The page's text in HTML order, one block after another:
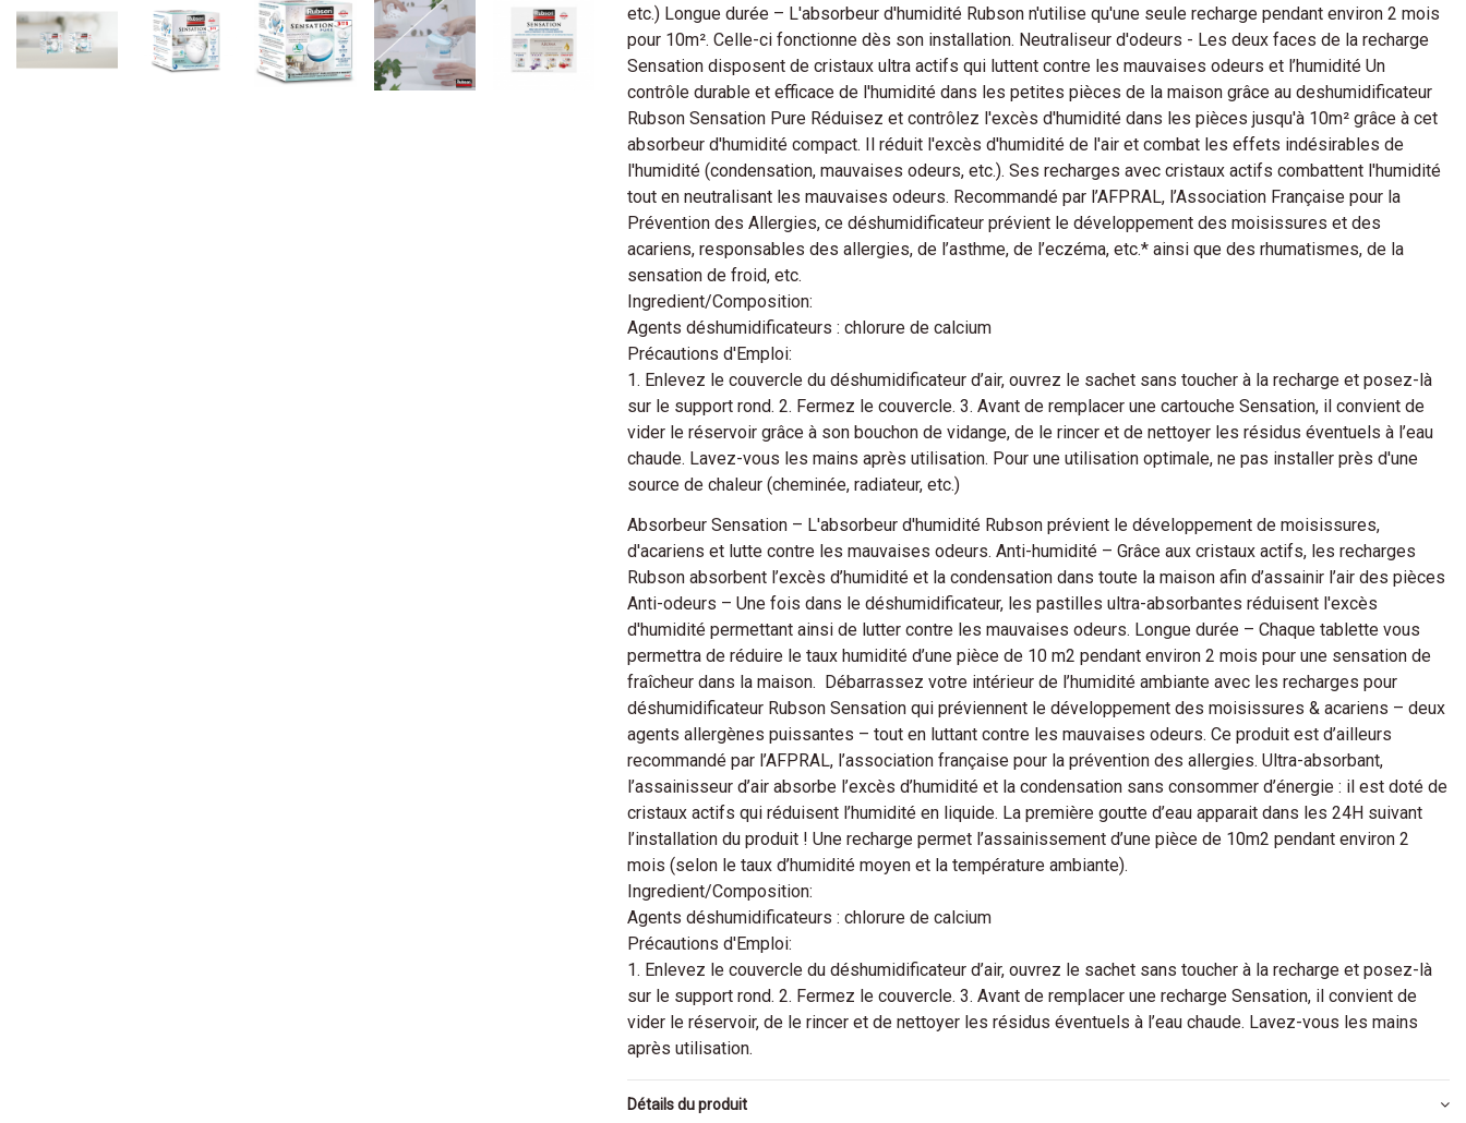
etc.) Longue durée – L'absorbeur d'humidité Rubson n'utilise qu'une seule recharge pendant environ 2 mois
pour 10m². Celle-ci fonctionne dès son installation. Neutraliseur d'odeurs - Les deux faces de la recharge
Sensation disposent de cristaux ultra actifs qui luttent contre les mauvaises odeurs et l’humidité Un
contrôle durable et efficace de l'humidité dans les petites pièces de la maison grâce au deshumidificateur
Rubson Sensation Pure Réduisez et contrôlez l'excès d'humidité dans les pièces jusqu'à 10m² grâce à cet
absorbeur d'humidité compact. Il réduit l'excès d'humidité de l'air et combat les effets indésirables de
l'humidité (condensation, mauvaises odeurs, etc.). Ses recharges avec cristaux actifs combattent l'humidité
tout en neutralisant les mauvaises odeurs. Recommandé par l’AFPRAL, l’Association Française pour la
Prévention des Allergies, ce déshumidificateur prévient le développement des moisissures et des
acariens, responsables des allergies, de l’asthme, de l’eczéma, etc.* ainsi que des rhumatismes, de la
sensation de froid, etc.
Ingredient/Composition:
Agents déshumidificateurs : chlorure de calcium
Précautions d'Emploi:
1. Enlevez le couvercle du déshumidificateur d’air, ouvrez le sachet sans toucher à la recharge et posez-là
sur le support rond. 2. Fermez le couvercle. 3. Avant de remplacer une cartouche Sensation, il convient de
vider le réservoir grâce à son bouchon de vidange, de le rincer et de nettoyer les résidus éventuels à l’eau
chaude. Lavez-vous les mains après utilisation. Pour une utilisation optimale, ne pas installer près d'une
source de chaleur (cheminée, radiateur, etc.)
Absorbeur Sensation – L'absorbeur d'humidité Rubson prévient le développement de moisissures,
d'acariens et lutte contre les mauvaises odeurs. Anti-humidité – Grâce aux cristaux actifs, les recharges
Rubson absorbent l’excès d’humidité et la condensation dans toute la maison afin d’assainir l’air des pièces
Anti-odeurs – Une fois dans le déshumidificateur, les pastilles ultra-absorbantes réduisent l'excès
d'humidité permettant ainsi de lutter contre les mauvaises odeurs. Longue durée – Chaque tablette vous
permettra de réduire le taux humidité d’une pièce de 10 m2 pendant environ 2 mois pour une sensation de
fraîcheur dans la maison. Débarrassez votre intérieur de l’humidité ambiante avec les recharges pour
déshumidificateur Rubson Sensation qui préviennent le développement des moisissures & acariens – deux
agents allergènes puissantes – tout en luttant contre les mauvaises odeurs. Ce produit est d’ailleurs
recommandé par l’AFPRAL, l’association française pour la prévention des allergies. Ultra-absorbant,
l’assainisseur d’air absorbe l’excès d’humidité et la condensation sans consommer d’énergie : il est doté de
cristaux actifs qui réduisent l’humidité en liquide. La première goutte d’eau apparait dans les 24H suivant
l’installation du produit ! Une recharge permet l’assainissement d’une pièce de 10m2 pendant environ 2
mois (selon le taux d’humidité moyen et la température ambiante).
Ingredient/Composition:
Agents déshumidificateurs : chlorure de calcium
Précautions d'Emploi:
1. Enlevez le couvercle du déshumidificateur d’air, ouvrez le sachet sans toucher à la recharge et posez-là
sur le support rond. 2. Fermez le couvercle. 3. Avant de remplacer une recharge Sensation, il convient de
vider le réservoir, de le rincer et de nettoyer les résidus éventuels à l’eau chaude. Lavez-vous les mains
après utilisation.
Détails du produit